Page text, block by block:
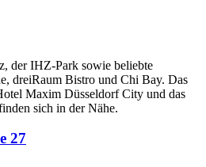
der IHZ-Park sowie beliebte
dreiRaum Bistro und Chi Bay. Das
Maxim Düsseldorf City und das
sich in der Nähe.
27